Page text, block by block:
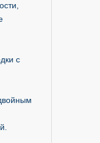
с